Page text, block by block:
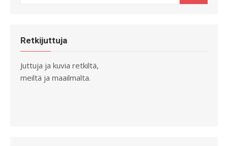
Retkijuttuja
Juttuja ja kuvia retkiltä,
meiltä ja maailmalta.